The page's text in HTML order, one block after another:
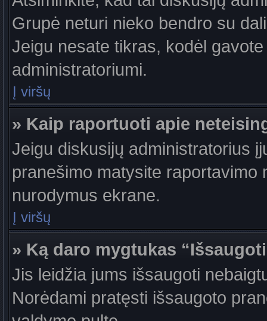
Grupė neturi nieko bendro su
Jeigu nesate tikras, kodėl
administratoriumi.
Į viršų
» Kaip raportuoti apie
Jeigu diskusijų administratorius
pranešimo matysite
nurodymus ekrane.
Į viršų
» Ką daro mygtukas
Jis leidžia jums išsaugoti
Norėdami pratęsti išsaugoto